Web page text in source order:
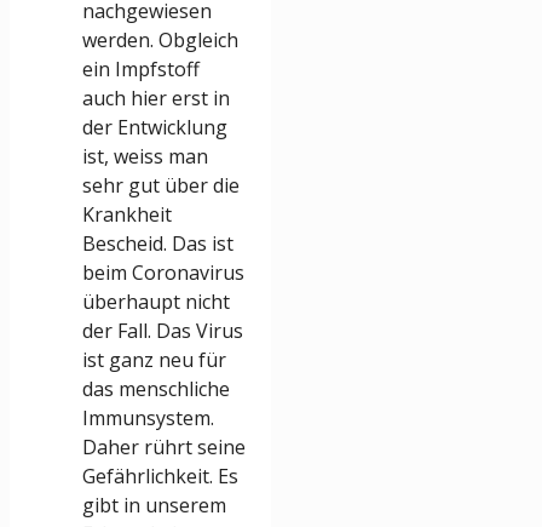
nachgewiesen
werden. Obgleich
ein Impfstoff
auch hier erst in
der Entwicklung
ist, weiss man
sehr gut über die
Krankheit
Bescheid. Das ist
beim Coronavirus
überhaupt nicht
der Fall. Das Virus
ist ganz neu für
das menschliche
Immunsystem.
Daher rührt seine
Gefährlichkeit. Es
gibt in unserem